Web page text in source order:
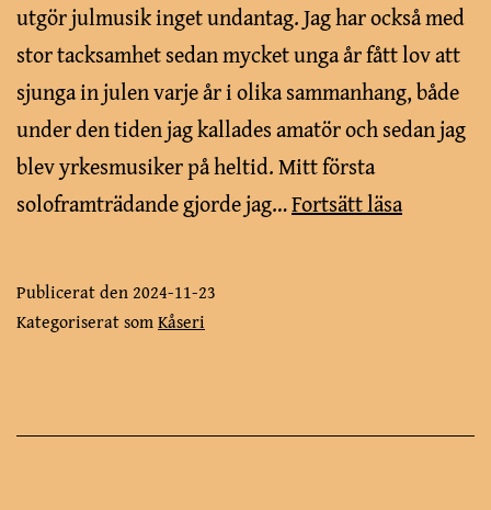
utgör julmusik inget undantag. Jag har också med
stor tacksamhet sedan mycket unga år fått lov att
sjunga in julen varje år i olika sammanhang, både
under den tiden jag kallades amatör och sedan jag
blev yrkesmusiker på heltid. Mitt första
soloframträdande gjorde jag…Fortsätt läsa
Publicerat den2024-11-23
Kategoriserat somKåseri